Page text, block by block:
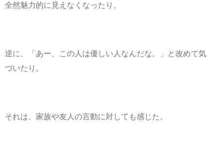
全然魅力的に見えなくなったり。
逆に、「あー、この人は優しい人なんだな。」と改めて気
づいたり。
それは、家族や友人の言動に対しても感じた。